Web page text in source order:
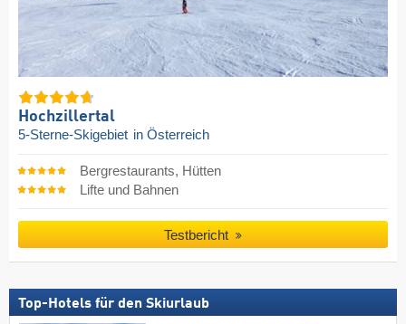
Hochzillertal
5-Sterne-Skigebiet in Österreich
Bergrestaurants, Hütten
Lifte und Bahnen
Testbericht
Top-Hotels für den Skiurlaub